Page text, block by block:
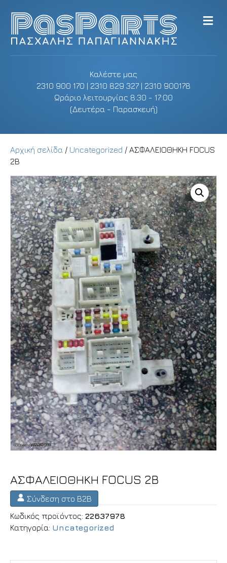
Καλέστε μας
2310 900 170 | 2310 829 327 | 2310 900178
Ωράριο λειτουργίας 8:30 - 17:00
(Δευτέρα - Παρασκευή)
M
e
Αρχική σελίδα / Uncategorized / ΑΣΦΑΛΕΙΟΘΗΚΗ FOCUS
2B
ΑΣΦΑΛΕΙΟΘΗΚΗ FOCUS 2B
Σύνδεση στο B2B
Κωδικός προϊόντος: 22637978
Κατηγορία: Uncategorized